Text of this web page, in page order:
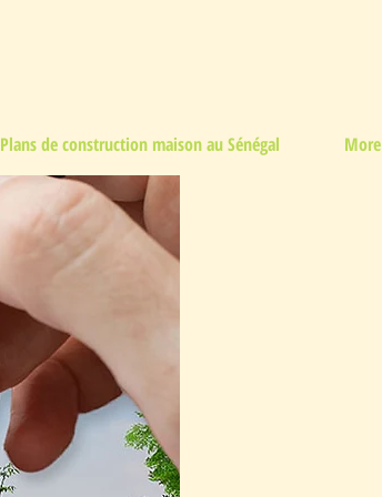
Plans de construction maison au Sénégal More